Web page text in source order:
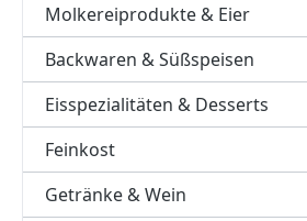
Molkereiprodukte & Eier
Backwaren & Süßspeisen
Eisspezialitäten & Desserts
Feinkost
Getränke & Wein